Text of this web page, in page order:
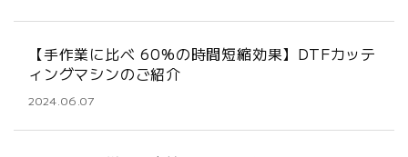
【手作業に比べ 60%の時間短縮効果】DTFカッテ
ィングマシンのご紹介
2024.06.07